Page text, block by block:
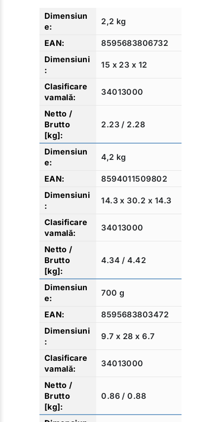
2,2 kg
8595683806732
15 x 23 x 12
34013000
2.23 / 2.28
4,2 kg
8594011509802
14.3 x 30.2 x 14.3
34013000
4.34 / 4.42
700 g
8595683803472
9.7 x 28 x 6.7
34013000
0.86 / 0.88